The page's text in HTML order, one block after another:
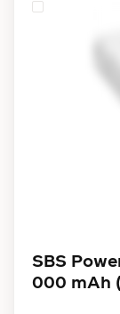
SBS
000 mAh